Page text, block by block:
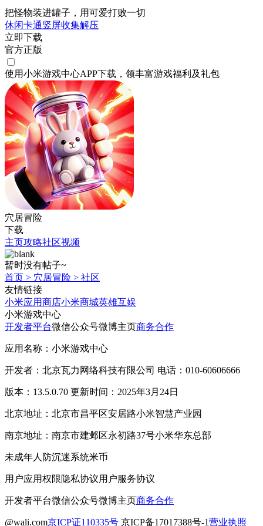
把怪物装进罐子，用可爱打败一切
休闲卡通竖屏收集解压
立即下载
官方正版
使用小米游戏中心APP下载 ，领丰富游戏福利 及礼包
穴居冒险
下载
主页攻略社区视频
暂时没有帖子~
首页 > 穴居冒险 > 社区
友情链接
小米应用商店小米商城英雄互娱
小米游戏中心
开发者平台微信公众号微博主页商务合作
应用名称：小米游戏中心
开发者：北京瓦力网络科技有限公司 电话：010-60606666
版本：13.5.0.70 更新时间：2025年3月24日
北京地址：北京市昌平区安居路小米智慧产业园
南京地址：南京市建邺区永初路37号小米华东总部
未成年人防沉迷系统米币
用户应用权限隐私协议用户服务协议
开发者平台微信公众号微博主页商务合作
@wali.com京ICP证110335号 京ICP备17017388号-1营业执照